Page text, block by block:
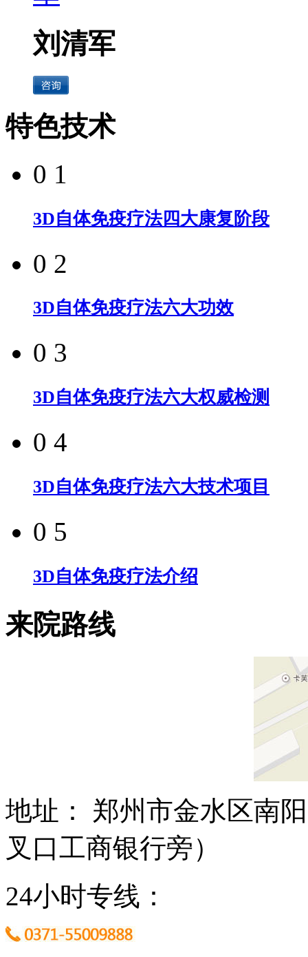
刘清军
特色技术
0 1
3D自体免疫疗法四大康复阶段
0 2
3D自体免疫疗法六大功效
0 3
3D自体免疫疗法六大权威检测
0 4
3D自体免疫疗法六大技术项目
0 5
3D自体免疫疗法介绍
来院路线
地址： 郑州市金水区南
叉口工商银行旁）
24小时专线：